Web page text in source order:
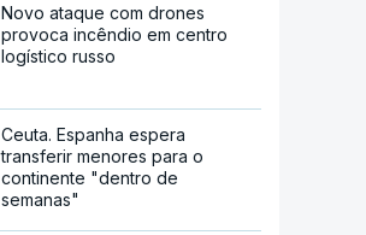
Novo ataque com drones
provoca incêndio em centro
logístico russo
Ceuta. Espanha espera
transferir menores para o
continente "dentro de
semanas"